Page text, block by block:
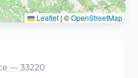
Leaflet | ©OpenStreetMap
— 33220